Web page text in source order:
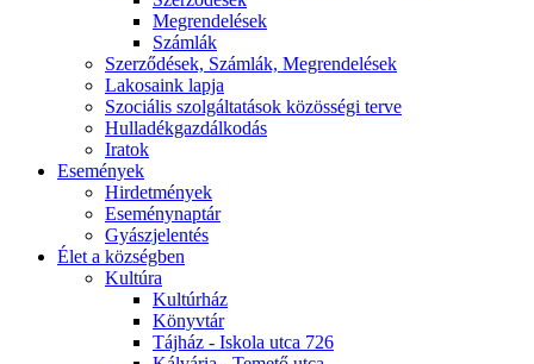
Megrendelések
Számlák
Szerződések, Számlák, Megrendelések
Lakosaink lapja
Szociális szolgáltatások közösségi terve
Hulladékgazdálkodás
Iratok
Események
Hirdetmények
Eseménynaptár
Gyászjelentés
Élet a községben
Kultúra
Kultúrház
Könyvtár
Tájház - Iskola utca 726